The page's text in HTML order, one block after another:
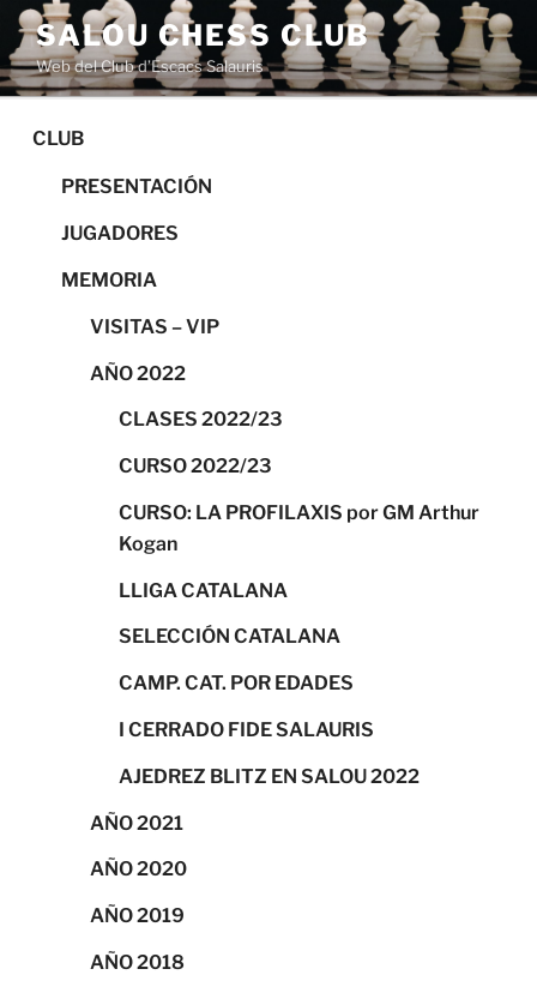
Saltar
contenido
SALOU CHESS CLUB
Web del Club d’Escacs Salauris
CLUB
PRESENTACIÓN
JUGADORES
MEMORIA
VISITAS – VIP
AÑO 2022
CLASES 2022/23
CURSO 2022/23
CURSO: LA PROFILAXIS por GM Arthur
Kogan
LLIGA CATALANA
SELECCIÓN CATALANA
CAMP. CAT. POR EDADES
I CERRADO FIDE SALAURIS
AJEDREZ BLITZ EN SALOU 2022
AÑO 2021
AÑO 2020
AÑO 2019
AÑO 2018